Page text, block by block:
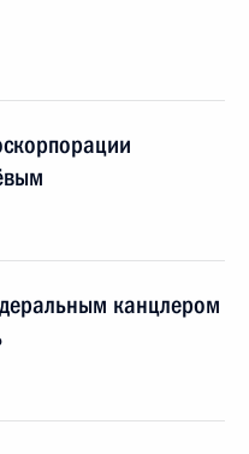
канцлером